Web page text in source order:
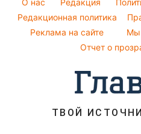
Новости Днепра
Новости Черкассы
Новости Тернополя
Новости Житомира
Новости Запорожья
Народные приметы
Все о шоу-бизнесе
O нас Редакция
Редакционная политика
Реклама на сайте
Мы
Отчет о
ТВОЙ